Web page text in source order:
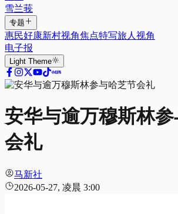
雪兰莪
专题
惠民好康新村视角焦点特写旅人视角
电子报
Light Theme
安华与逾万穆斯林
会礼
马新社
2026-05-27, 凌晨 3:00